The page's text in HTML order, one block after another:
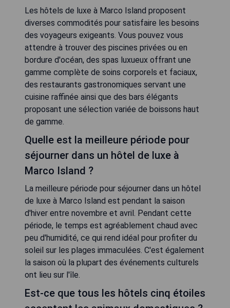
Les hôtels de luxe à Marco Island proposent
diverses commodités pour satisfaire les besoins
des voyageurs exigeants. Vous pouvez vous
attendre à trouver des piscines privées ou en
bordure d'océan, des spas luxueux offrant une
gamme complète de soins corporels et faciaux,
des restaurants gastronomiques servant une
cuisine raffinée ainsi que des bars élégants
proposant une sélection variée de boissons haut
de gamme.
Quelle est la meilleure période pour
séjourner dans un hôtel de luxe à
Marco Island ?
La meilleure période pour séjourner dans un hôtel
de luxe à Marco Island est pendant la saison
d'hiver entre novembre et avril. Pendant cette
période, le temps est agréablement chaud avec
peu d'humidité, ce qui rend idéal pour profiter du
soleil sur les plages immaculées. C'est également
la saison où la plupart des événements culturels
ont lieu sur l'île.
Est-ce que tous les hôtels cinq étoiles